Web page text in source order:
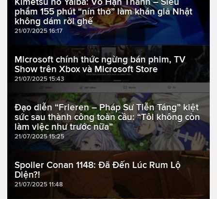
phẩm 155 phút “nín thở” làm khán giả Nhật
không dám rời ghế
21/07/2025 16:17
Microsoft chính thức ngừng bán phim, TV
Show trên Xbox và Microsoft Store
21/07/2025 15:43
Đạo diễn “Frieren – Pháp Sư Tiễn Táng” kiệt
sức sau thành công toàn cầu: “Tôi không còn
làm việc như trước nữa”
21/07/2025 15:25
Spoiler Conan 1148: Đã Đến Lúc Rum Lộ
Diện?!
21/07/2025 11:48